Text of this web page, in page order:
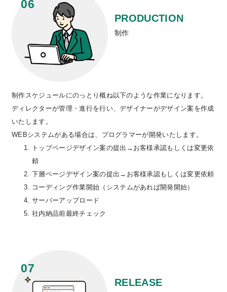
PRODUCTION
制作
制作スケジュールにのっとり概ね以下のような作業になります。
ディレクターが管理・進行を行い、デザイナーがデザイン案を作成
いたします。
WEBシステムがある場合は、プログラマーが開発いたします。
トップページデザイン案の提出→お客様承認もしくは変更依
頼
下層ページデザイン案の提出→お客様承認もしくは変更依頼
コーディング作業開始（システムがあれば開発開始）
サーバーアップロード
社内納品前最終チェック
RELEASE